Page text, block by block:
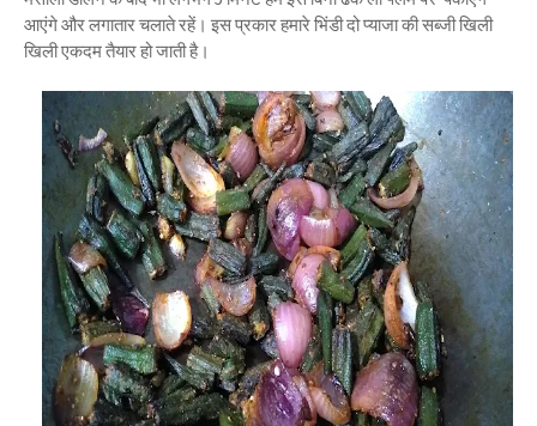
आएंगे और लगातार चलाते रहें। इस प्रकार हमारे भिंडी दो प्याजा की सब्जी खिली
खिली एकदम तैयार हो जाती है।